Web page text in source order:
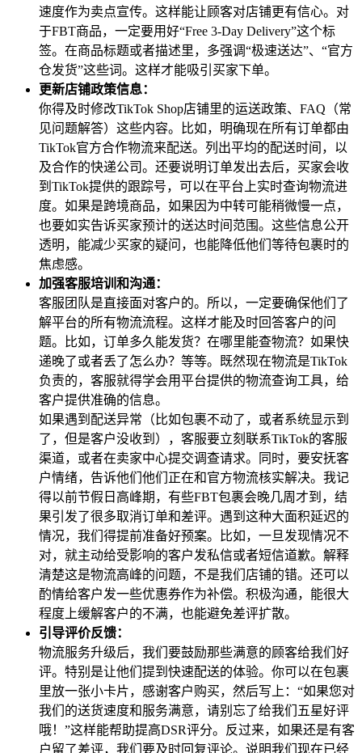
速度作为卖点宣传。这样能让顾客对店铺更有信心。对
于FBT商品，一定要用好“Free 3-Day Delivery”这个标
签。在商品标题或者描述里，多强调“极速送达”、“官方
仓发货”这些词。这样才能吸引买家下单。
更新店铺政策信息：
你得及时修改TikTok Shop店铺里的运送政策、FAQ（常
见问题解答）这些内容。比如，明确现在所有订单都由
TikTok官方合作物流来配送。列出平均的配送时间，以
及合作的快递公司。还要说明订单发出去后，买家会收
到TikTok提供的跟踪号，可以在平台上实时查询物流进
度。如果是跨境商品，如果因为中转可能稍微慢一点，
也要如实告诉买家预计的送达时间范围。这些信息公开
透明，能减少买家的疑问，也能降低他们等待包裹时的
焦虑感。
加强客服培训和沟通：
客服团队是直接面对客户的。所以，一定要确保他们了
解平台的所有物流流程。这样才能及时回答客户的问
题。比如，订单多久能发货？在哪里能查物流？如果快
递晚了或者丢了怎么办？等等。既然现在物流是TikTok
负责的，客服就得学会用平台提供的物流查询工具，给
客户提供准确的信息。
如果遇到配送异常（比如包裹不动了，或者系统显示到
了，但是客户没收到），客服要立刻联系TikTok的客服
渠道，或者在卖家中心提交调查请求。同时，要安抚客
户情绪，告诉他们他们正在和官方物流核实解决。我记
得以前节假日高峰期，有些FBT包裹会晚几周才到，结
果引发了很多取消订单和差评。遇到这种大面积延迟的
情况，我们得提前准备好预案。比如，一旦发现情况不
对，就主动给受影响的客户发私信或者短信道歉。解释
清楚这是物流高峰的问题，不是我们店铺的错。还可以
酌情给客户发一些优惠券作为补偿。积极沟通，能很大
程度上缓解客户的不满，也能避免差评扩散。
引导评价反馈：
物流服务升级后，我们要鼓励那些满意的顾客给我们好
评。特别是让他们提到快速配送的体验。你可以在包裹
里放一张小卡片，感谢客户购买，然后写上：“如果您对
我们的送货速度和服务满意，请别忘了给我们五星好评
哦！”这样能帮助提高DSR评分。反过来，如果还是有客
户留了差评，我们要及时回复评论。说明我们现在已经